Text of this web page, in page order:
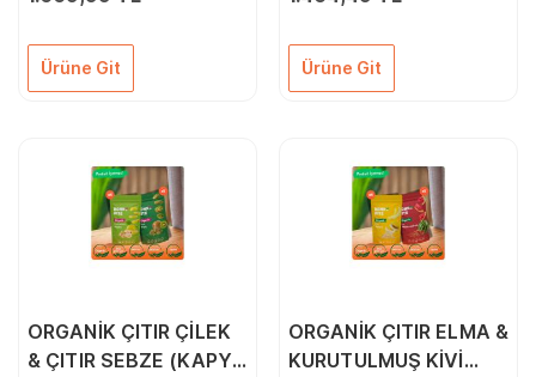
6'LI PAKETİ
Ürüne Git Ürüne Git
ORGANİK ÇITIR ÇİLEK
& ÇITIR SEBZE (KAPYA
ORGANİK ÇITIR ELMA &
KURUTULMUŞ KİVİ